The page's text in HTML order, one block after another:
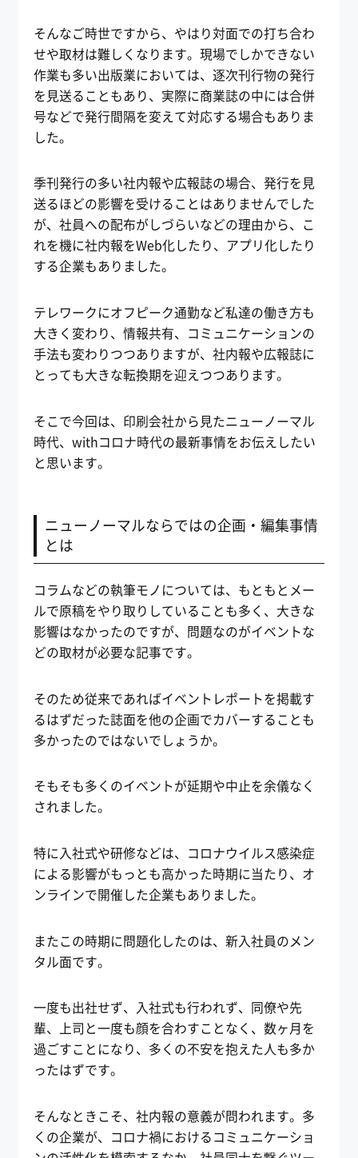
そんなご時世ですから、やはり対面での打ち合わ
せや取材は難しくなります。現場でしかできない
作業も多い出版業においては、逐次刊行物の発行
を見送ることもあり、実際に商業誌の中には合併
号などで発行間隔を変えて対応する場合もありま
した。
季刊発行の多い社内報や広報誌の場合、発行を見
送るほどの影響を受けることはありませんでした
が、社員への配布がしづらいなどの理由から、こ
れを機に社内報をWeb化したり、アプリ化したり
する企業もありました。
テレワークにオフピーク通勤など私達の働き方も
大きく変わり、情報共有、コミュニケーションの
手法も変わりつつありますが、社内報や広報誌に
とっても大きな転換期を迎えつつあります。
そこで今回は、印刷会社から見たニューノーマル
時代、withコロナ時代の最新事情をお伝えしたい
と思います。
ニューノーマルならではの企画・編集事情
とは
コラムなどの執筆モノについては、もともとメー
ルで原稿をやり取りしていることも多く、大きな
影響はなかったのですが、問題なのがイベントな
どの取材が必要な記事です。
そのため従来であればイベントレポートを掲載す
るはずだった誌面を他の企画でカバーすることも
多かったのではないでしょうか。
そもそも多くのイベントが延期や中止を余儀なく
されました。
特に入社式や研修などは、コロナウイルス感染症
による影響がもっとも高かった時期に当たり、オ
ンラインで開催した企業もありました。
またこの時期に問題化したのは、新入社員のメン
タル面です。
一度も出社せず、入社式も行われず、同僚や先
輩、上司と一度も顔を合わすことなく、数ヶ月を
過ごすことになり、多くの不安を抱えた人も多か
ったはずです。
そんなときこそ、社内報の意義が問われます。多
くの企業が、コロナ禍におけるコミュニケーショ